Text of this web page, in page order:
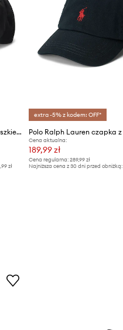
Polo Ralph Lauren czapka z daszkiem
zł
extra -5% z kodem: OFF*
Cena aktualna:
189,99 zł
Cena regularna: 289,99 zł
Najniższa cena z 30 dni przed obniżką: